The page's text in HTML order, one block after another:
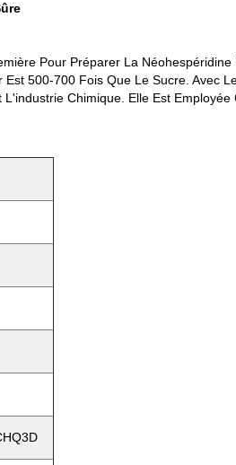
Pour Préparer La
500-700 Fois Que Le Sucre. Avec
Chimique. Elle Est